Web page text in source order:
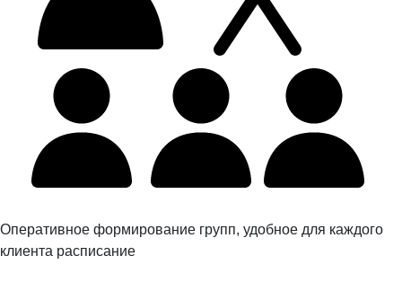
Оперативное формирование групп, удобное для каждого
клиента расписание